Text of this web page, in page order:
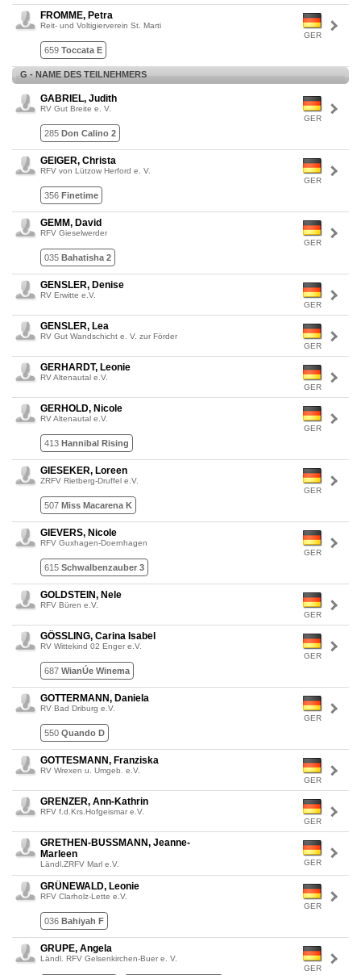
GER
FROMME, Petra
Reit- und Voltigierverein St. Marti
659 Toccata E
G - NAME DES TEILNEHMERS
GER
GABRIEL, Judith
RV Gut Breite e. V.
285 Don Calino 2
GER
GEIGER, Christa
RFV von Lützow Herford e. V.
356 Finetime
GER
GEMM, David
RFV Gieselwerder
035 Bahatisha 2
GER
GENSLER, Denise
RV Erwitte e.V.
GER
GENSLER, Lea
RV Gut Wandschicht e. V. zur Förder
GER
GERHARDT, Leonie
RV Altenautal e.V.
GER
GERHOLD, Nicole
RV Altenautal e.V.
413 Hannibal Rising
GER
GIESEKER, Loreen
ZRFV Rietberg-Druffel e.V.
507 Miss Macarena K
GER
GIEVERS, Nicole
RFV Guxhagen-Doernhagen
615 Schwalbenzauber 3
GER
GOLDSTEIN, Nele
RFV Büren e.V.
GER
GÖSSLING, Carina Isabel
RV Wittekind 02 Enger e.V.
687 WianÚe Winema
GER
GOTTERMANN, Daniela
RV Bad Driburg e.V.
550 Quando D
GER
GOTTESMANN, Franziska
RV Wrexen u. Umgeb. e.V.
GER
GRENZER, Ann-Kathrin
RFV f.d.Krs.Hofgeismar e.V.
GER
GRETHEN-BUSSMANN, Jeanne-
Marleen
Ländl.ZRFV Marl e.V.
GER
GRÜNEWALD, Leonie
RFV Clarholz-Lette e.V.
036 Bahiyah F
GER
GRUPE, Angela
Ländl. RFV Gelsenkirchen-Buer e. V.